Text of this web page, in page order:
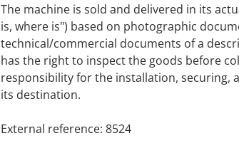
The machine is sold and delivered in its
is, where is") based on photographic
technical/commercial documents of a
has the right to inspect the goods before
responsibility for the installation, securing,
its destination.
External reference: 8524